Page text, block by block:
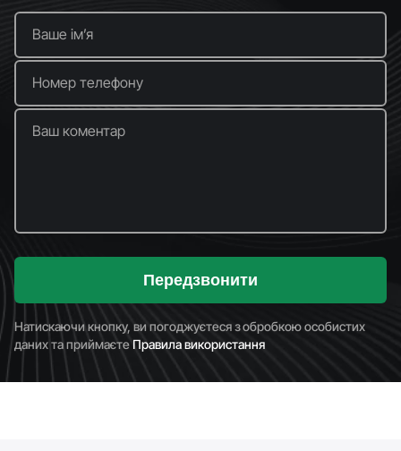
Ваше імʼя
Номер телефону
Ваш коментар
Передзвонити
Натискаючи кнопку, ви погоджуєтеся з обробкою особистих
даних та приймаєтеПравила використання